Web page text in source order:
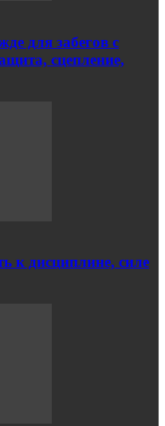
для забегов с
сцепление,
к дисциплине, силе